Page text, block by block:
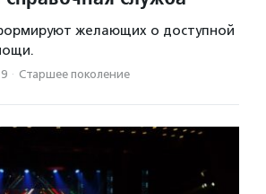
желающих о доступной
· Старшее поколение